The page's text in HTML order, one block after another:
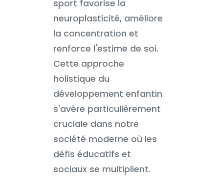
sport favorise la
neuroplasticité, améliore
la concentration et
renforce l'estime de soi.
Cette approche
holistique du
développement enfantin
s'avère particulièrement
cruciale dans notre
société moderne où les
défis éducatifs et
sociaux se multiplient.